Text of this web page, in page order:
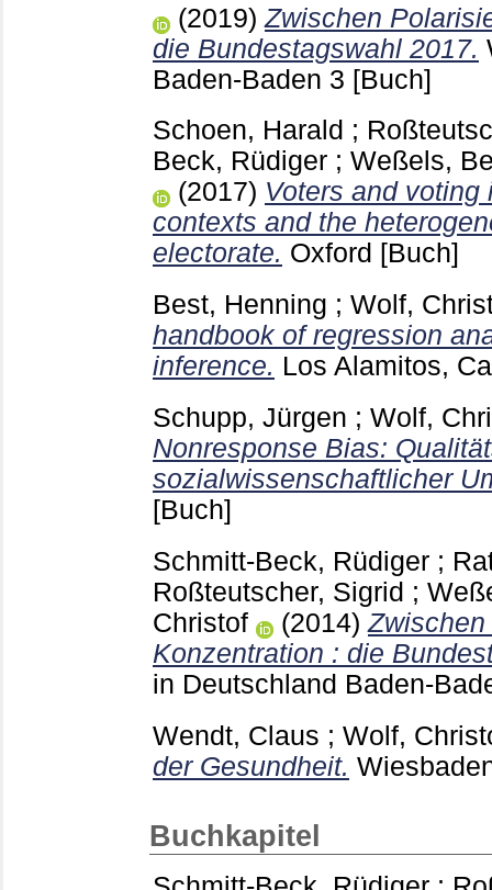
(2019)Zwischen
die Bundestagswahl 2017.
Baden-Baden 3 [Buch]
Schoen, Harald ;
Beck, Rüdiger ; Weßels,
(2017) Voters and
contexts and the
electorate. Oxford [Buch]
Best, Henning ; Wolf,
handbook of regression
inference. Los Alamitos,
Schupp, Jürgen ; Wolf,
Nonresponse Bias:
sozialwissenschaftlicher
[Buch]
Schmitt-Beck, Rüdiger ;
Roßteutscher, Sigrid ;
Christof
(2014)
Konzentration : die
in Deutschland Baden-
Wendt, Claus ; Wolf,
der Gesundheit.
Buchkapitel